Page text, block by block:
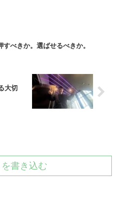
すべきか。選ばせるべきか。
大切
書き込む